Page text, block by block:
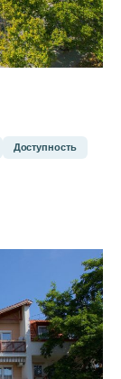
Доступность